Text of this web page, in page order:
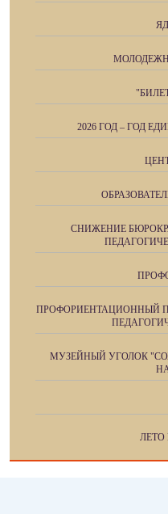
2026 ГОД – ГОД
СНИЖЕНИЕ
ПРОФОРИЕНТАЦИОННЫЙ
МУЗЕЙНЫЙ УГОЛОК
ЛЕТО